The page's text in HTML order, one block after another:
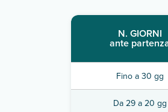
N. GIORNI
ante
Fino a 30 gg
Da 29 a 20 gg